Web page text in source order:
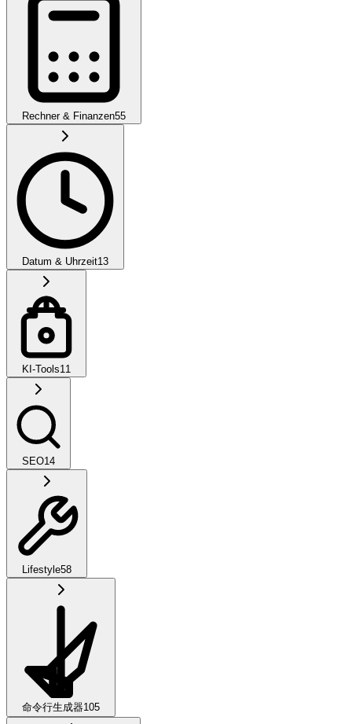
Rechner & Finanzen55
Datum & Uhrzeit13
KI-Tools11
SEO14
Lifestyle58
命令行生成器105